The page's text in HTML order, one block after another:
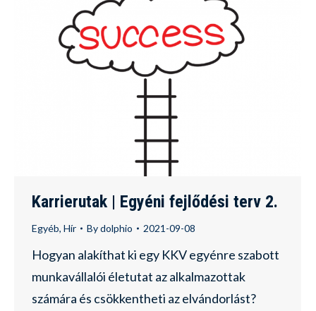
Karrierutak | Egyéni fejlődési terv 2.
Egyéb, Hír Bydolphio 2021-09-08
Hogyan alakíthat ki egy KKV egyénre szabott
munkavállalói életutat az alkalmazottak
számára és csökkentheti az elvándorlást?